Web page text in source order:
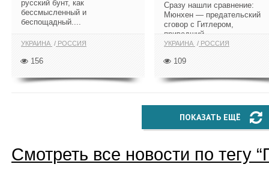
русский бунт, как
бессмысленный и
беспощадный....
УКРАИНА РОССИЯ
156
Сразу нашли сравнение:
Мюнхен — предательский
сговор с Гитлером,
приведший...
УКРАИНА РОССИЯ
109
ПОКАЗАТЬ ЕЩЁ
Смотреть все новости по тегу “